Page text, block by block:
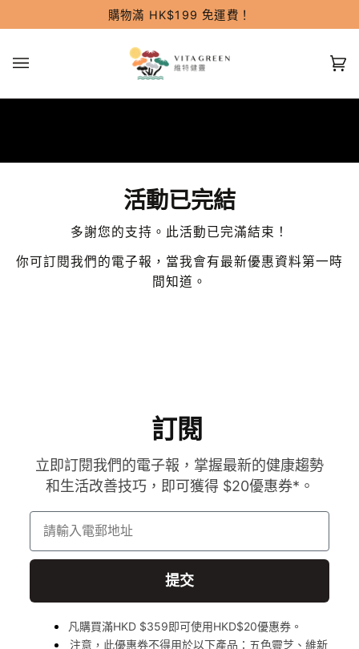
過
購物滿 HK$199 免運費！
活動已完結
多謝您的支持。此活動已完滿結束！
你可訂閱我們的電子報，當我會有最新優惠資料第一時
間知道。
訂閱
立即訂閱我們的電子報，掌握最新的健康趨勢
和生活改善技巧，即可獲得 $20優惠券*。
請輸入電郵地址
提交
凡購買滿HKD $359即可使用HKD$20優惠券。
注意，此優惠券不得用於以下產品：五色靈芝、維新